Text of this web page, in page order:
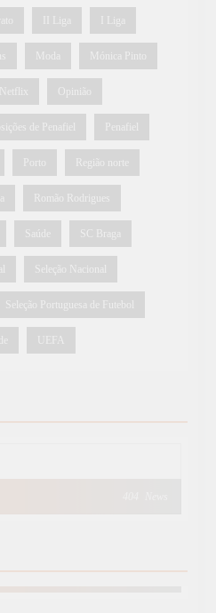
II Liga I Liga
Moda Mónica Pinto
Netflix Opinião
de Penafiel Penafiel
Porto Região norte
Romão Rodrigues
Saúde SC Braga
Seleção Nacional
Seleção Portuguesa de Futebol
UEFA
19 News